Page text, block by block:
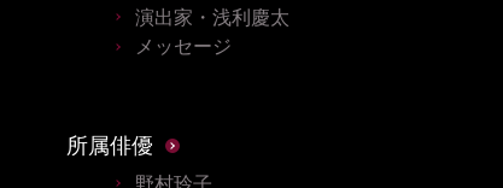
演出家・浅利慶太
メッセージ
所属俳優
野村玲子